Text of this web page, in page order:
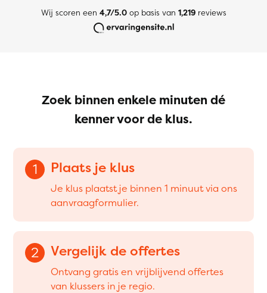
Wij scoren een 4,7/5.0op basis van 1,219reviews
Zoek binnen enkele minuten dé
kenner voor de klus.
1 Plaats je klus
Je klus plaatst je binnen 1 minuut via ons
aanvraagformulier.
2 Vergelijk de offertes
Ontvang gratis en vrijblijvend offertes
van klussers in je regio.